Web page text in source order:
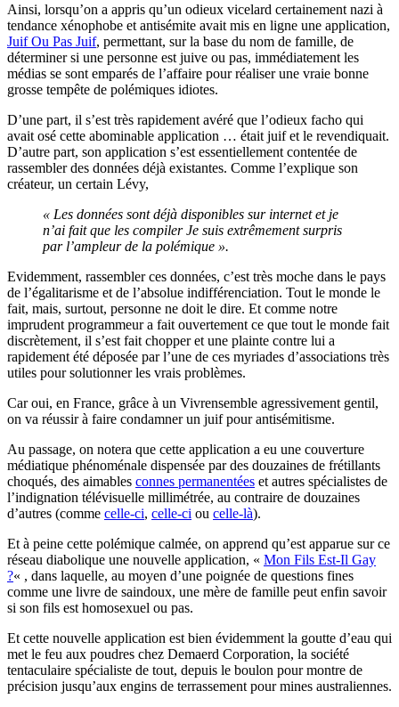
Ainsi, lorsqu’on a appris qu’un odieux vicelard certainement nazi à
tendance xénophobe et antisémite avait mis en ligne une application,
Juif Ou Pas Juif, permettant, sur la base du nom de famille, de
déterminer si une personne est juive ou pas, immédiatement les
médias se sont emparés de l’affaire pour réaliser une vraie bonne
grosse tempête de polémiques idiotes.
D’une part, il s’est très rapidement avéré que l’odieux facho qui
avait osé cette abominable application … était juif et le revendiquait.
D’autre part, son application s’est essentiellement contentée de
rassembler des données déjà existantes. Comme l’explique son
créateur, un certain Lévy,
« Les données sont déjà disponibles sur internet et je
n’ai fait que les compiler Je suis extrêmement surpris
par l’ampleur de la polémique ».
Evidemment, rassembler ces données, c’est très moche dans le pays
de l’égalitarisme et de l’absolue indifférenciation. Tout le monde le
fait, mais, surtout, personne ne doit le dire. Et comme notre
imprudent programmeur a fait ouvertement ce que tout le monde fait
discrètement, il s’est fait chopper et une plainte contre lui a
rapidement été déposée par l’une de ces myriades d’associations très
utiles pour solutionner les vrais problèmes.
Car oui, en France, grâce à un Vivrensemble agressivement gentil,
on va réussir à faire condamner un juif pour antisémitisme.
Au passage, on notera que cette application a eu une couverture
médiatique phénoménale dispensée par des douzaines de frétillants
choqués, des aimables connes permanentées et autres spécialistes de
l’indignation télévisuelle millimétrée, au contraire de douzaines
d’autres (comme celle-ci, celle-ci ou celle-là).
Et à peine cette polémique calmée, on apprend qu’est apparue sur ce
réseau diabolique une nouvelle application, « Mon Fils Est-Il Gay
?« , dans laquelle, au moyen d’une poignée de questions fines
comme une livre de saindoux, une mère de famille peut enfin savoir
si son fils est homosexuel ou pas.
Et cette nouvelle application est bien évidemment la goutte d’eau qui
met le feu aux poudres chez Demaerd Corporation, la société
tentaculaire spécialiste de tout, depuis le boulon pour montre de
précision jusqu’aux engins de terrassement pour mines australiennes.